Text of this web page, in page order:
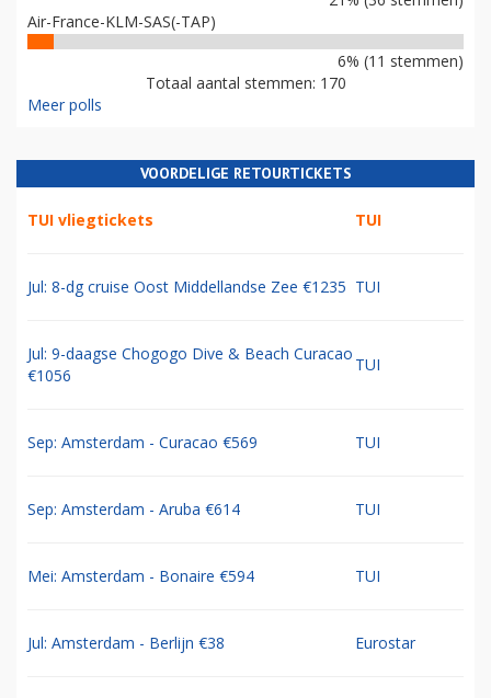
Air-France-KLM-SAS(-TAP)
6% (11 stemmen)
Totaal aantal stemmen: 170
Meer polls
VOORDELIGE RETOURTICKETS
TUI vliegtickets TUI
Jul: 8-dg cruise Oost Middellandse Zee €1235 TUI
Jul: 9-daagse Chogogo Dive & Beach Curacao
€1056
TUI
Sep: Amsterdam - Curacao €569 TUI
Sep: Amsterdam - Aruba €614 TUI
Mei: Amsterdam - Bonaire €594 TUI
Jul: Amsterdam - Berlijn €38 Eurostar